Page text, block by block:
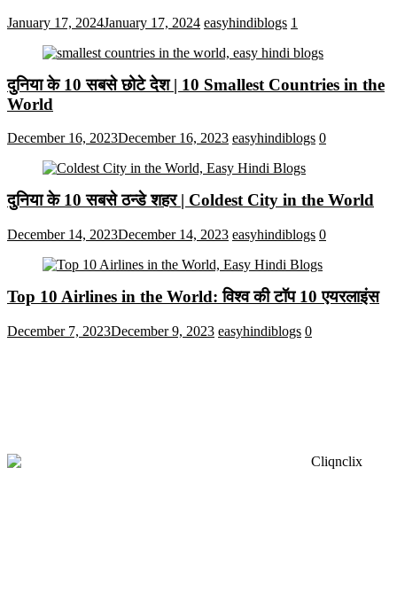
January 17, 2024January 17, 2024 easyhindiblogs 1
दुनिया के 10 सबसे छोटे देश | 10 Smallest Countries in the
World
December 16, 2023December 16, 2023 easyhindiblogs 0
दुनिया के 10 सबसे ठन्डे शहर | Coldest City in the World
December 14, 2023December 14, 2023 easyhindiblogs 0
Top 10 Airlines in the World: विश्व की टॉप 10 एयरलाइंस
December 7, 2023December 9, 2023 easyhindiblogs 0